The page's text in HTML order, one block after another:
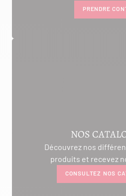
PRENDRE
NOS
Découvrez nos
produits et recevez
CONSULTEZ NOS